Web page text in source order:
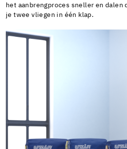
het aanbrengproces sneller en dalen
je twee vliegen in één klap.